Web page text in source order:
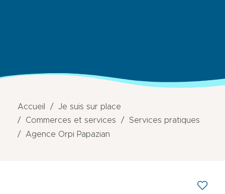
Accueil
Je suis sur place
Commerces et services
Services pratiques
Agence Orpi Papazian